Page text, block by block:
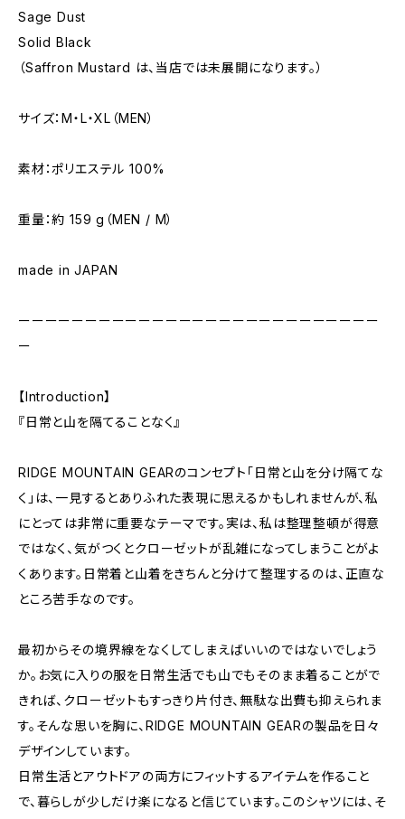
Sage Dust
Solid Black
（Saffron Mustard は、当店では未展開になります。）
サイズ：M・L・XL（MEN）
素材：ポリエステル 100%
重量：約 159 g（MEN / M）
made in JAPAN
ーーーーーーーーーーーーーーーーーーーーーーーーーーー
ー
【Introduction】
『日常と山を隔てることなく』
RIDGE MOUNTAIN GEARのコンセプト「日常と山を分け隔てな
く」は、一見するとありふれた表現に思えるかもしれませんが、私
にとっては非常に重要なテーマです。実は、私は整理整頓が得意
ではなく、気がつくとクローゼットが乱雑になってしまうことがよ
くあります。日常着と山着をきちんと分けて整理するのは、正直な
ところ苦手なのです。
最初からその境界線をなくしてしまえばいいのではないでしょう
か。お気に入りの服を日常生活でも山でもそのまま着ることがで
きれば、クローゼットもすっきり片付き、無駄な出費も抑えられま
す。そんな思いを胸に、RIDGE MOUNTAIN GEARの製品を日々
デザインしています。
日常生活とアウトドアの両方にフィットするアイテムを作ること
で、暮らしが少しだけ楽になると信じています。このシャツには、そ